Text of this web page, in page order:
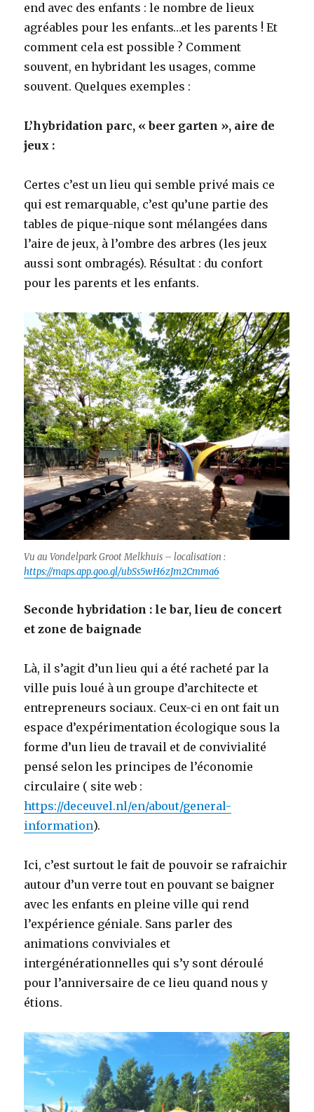
end avec des enfants : le nombre de lieux
agréables pour les enfants…et les parents ! Et
comment cela est possible ? Comment
souvent, en hybridant les usages, comme
souvent. Quelques exemples :
L’hybridation parc, « beer garten », aire de
jeux :
Certes c’est un lieu qui semble privé mais ce
qui est remarquable, c’est qu’une partie des
tables de pique-nique sont mélangées dans
l’aire de jeux, à l’ombre des arbres (les jeux
aussi sont ombragés). Résultat : du confort
pour les parents et les enfants.
Vu au Vondelpark Groot Melkhuis – localisation :
https://maps.app.goo.gl/ubSs5wH6zJm2Cmma6
Seconde hybridation : le bar, lieu de concert
et zone de baignade
Là, il s’agit d’un lieu qui a été racheté par la
ville puis loué à un groupe d’architecte et
entrepreneurs sociaux. Ceux-ci en ont fait un
espace d’expérimentation écologique sous la
forme d’un lieu de travail et de convivialité
pensé selon les principes de l’économie
circulaire ( site web :
https://deceuvel.nl/en/about/general-
information).
Ici, c’est surtout le fait de pouvoir se rafraichir
autour d’un verre tout en pouvant se baigner
avec les enfants en pleine ville qui rend
l’expérience géniale. Sans parler des
animations conviviales et
intergénérationnelles qui s’y sont déroulé
pour l’anniversaire de ce lieu quand nous y
étions.